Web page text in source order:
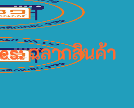
ฉลากสินค้า